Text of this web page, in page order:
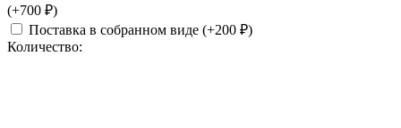
(+700 ₽)
Поставка в собранном виде (+200 ₽)
Количество: